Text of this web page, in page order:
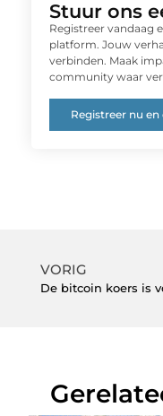
Stuur ons
Registreer vandaag
platform. Jouw
verbinden. Maak
community waar
Registreer nu
VORIG